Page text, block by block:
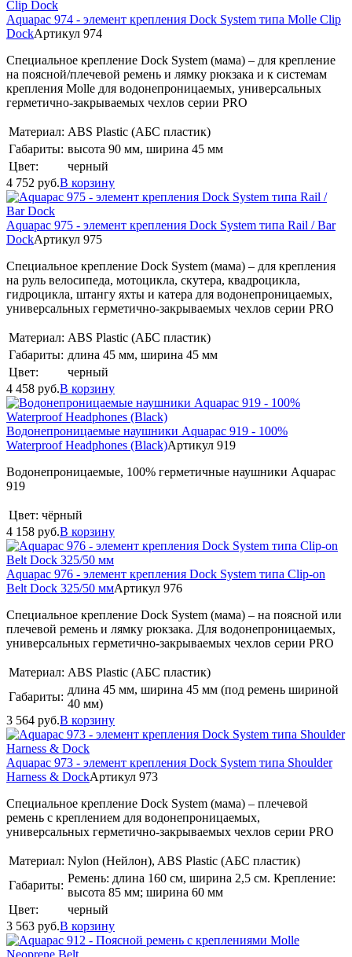
Aquapac 974 - элемент крепления Dock System типа Molle Clip
DockАртикул 974
Специальное крепление Dock System (мама) – для крепление
на поясной/плечевой ремень и лямку рюкзака и к системам
крепления Molle для водонепроницаемых, универсальных
герметично-закрываемых чехлов серии PRO
Материал: ABS Plastic (АБС пластик)
Габариты: высота 90 мм, ширина 45 мм
Цвет:
черный
4 752 руб.В корзину
Aquapac 975 - элемент крепления Dock System типа Rail / Bar
DockАртикул 975
Специальное крепление Dock System (мама) – для крепления
на руль велосипеда, мотоцикла, скутера, квадроцикла,
гидроцикла, штангу яхты и катера для водонепроницаемых,
универсальных герметично-закрываемых чехлов серии PRO
Материал: ABS Plastic (АБС пластик)
Габариты: длина 45 мм, ширина 45 мм
Цвет:
черный
4 458 руб.В корзину
Водонепроницаемые наушники Aquapac 919 - 100%
Waterproof Headphones (Black)Артикул 919
Водонепроницаемые, 100% герметичные наушники Aquapac
919
Цвет: чёрный
4 158 руб.В корзину
Aquapac 976 - элемент крепления Dock System типа Clip-on
Belt Dock 325/50 ммАртикул 976
Специальное крепление Dock System (мама) – на поясной или
плечевой ремень и лямку рюкзака. Для водонепроницаемых,
универсальных герметично-закрываемых чехлов серии PRO
Материал: ABS Plastic (АБС пластик)
Габариты:
длина 45 мм, ширина 45 мм (под ремень шириной
40 мм)
3 564 руб.В корзину
Aquapac 973 - элемент крепления Dock System типа Shoulder
Harness & DockАртикул 973
Специальное крепление Dock System (мама) – плечевой
ремень с креплением для водонепроницаемых,
универсальных герметично-закрываемых чехлов серии PRO
Материал: Nylon (Нейлон), ABS Plastic (АБС пластик)
Габариты:
Ремень: длина 160 см, ширина 2,5 см. Крепление:
высота 85 мм; ширина 60 мм
Цвет:
черный
3 563 руб.В корзину